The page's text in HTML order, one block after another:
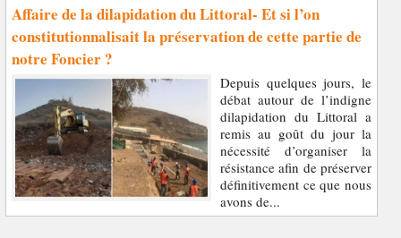
Affaire de la dilapidation du Littoral- Et si l’on
constitutionnalisait la préservation de cette partie de
notre Foncier ?
Depuis quelques jours, le
débat autour de l’indigne
dilapidation du Littoral a
remis au goût du jour la
nécessité d’organiser la
résistance afin de préserver
définitivement ce que nous
avons de...